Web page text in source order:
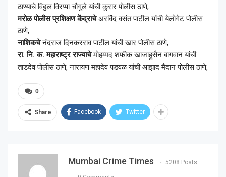
ठाण्याचे विठ्ठल विरप्पा चौगुले यांची कुरार पोलीस ठाणे,
मरोळ पोलीस प्रशिक्षण केंद्राचेअरविंद वसंत पाटील यांची येलोगेट पोलीस
ठाणे,
नाशिकचेनंदराज दिनकरराव पाटील यांची खार पोलीस ठाणे,
रा. नि. क. महाराष्ट्र राज्याचेमोहम्मद शफीक खाजाहुसैन बागवान यांची
ताडदेव पोलीस ठाणे, नारायण महादेव पडवळ यांची आझाद मैदान पोलीस ठाणे,
0
Share Facebook Twitter
Mumbai Crime Times 5208 Posts